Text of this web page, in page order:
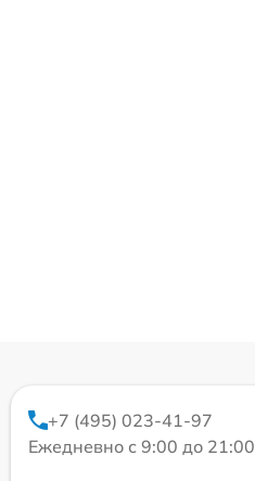
+7 (495) 023-41-97
Ежедневно с 9:00 до 21:00